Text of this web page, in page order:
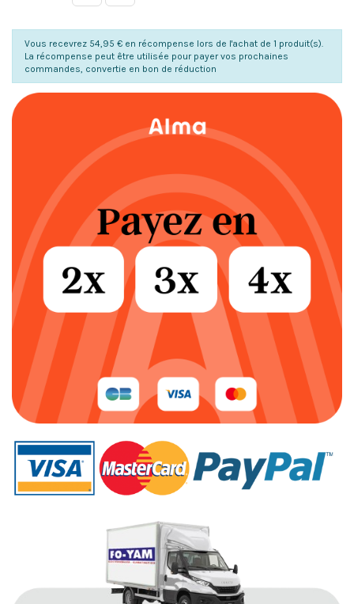
Vous recevrez 54,95 € en récompense lors de l'achat de 1 produit(s).
La récompense peut être utilisée pour payer vos prochaines
commandes, convertie en bon de réduction